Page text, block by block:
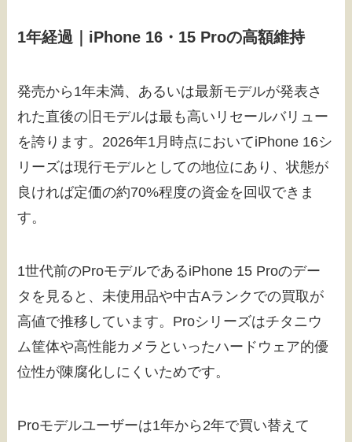
1年経過｜iPhone 16・15 Proの高額維持
発売から1年未満、あるいは最新モデルが発表さ
れた直後の旧モデルは最も高いリセールバリュー
を誇ります。2026年1月時点においてiPhone 16シ
リーズは現行モデルとしての地位にあり、状態が
良ければ定価の約70%程度の資金を回収できま
す。
1世代前のProモデルであるiPhone 15 Proのデー
タを見ると、未使用品や中古Aランクでの買取が
高値で推移しています。Proシリーズはチタニウ
ム筐体や高性能カメラといったハードウェア的優
位性が陳腐化しにくいためです。
Proモデルユーザーは1年から2年で買い替えて